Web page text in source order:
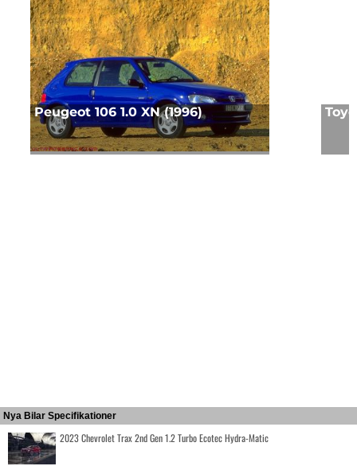
Peugeot 106 1.0 XN (1996)
Nya Bilar Specifikationer
2023 Chevrolet Trax 2nd Gen 1.2 Turbo Ecotec Hydra-Matic